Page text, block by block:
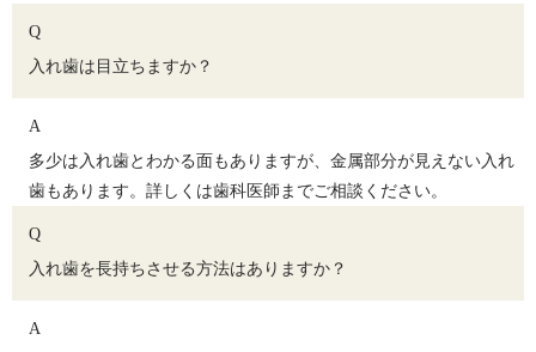
Q
入れ歯は目立ちますか？
A
多少は入れ歯とわかる面もありますが、金属部分が見えない入れ
歯もあります。詳しくは歯科医師までご相談ください。
Q
入れ歯を長持ちさせる方法はありますか？
A